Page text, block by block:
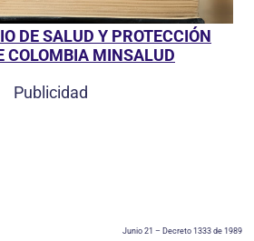
DE SALUD Y PROTECCIÓN
COLOMBIA MINSALUD
Publicidad
Junio 21 – Decreto 1333 de 1989